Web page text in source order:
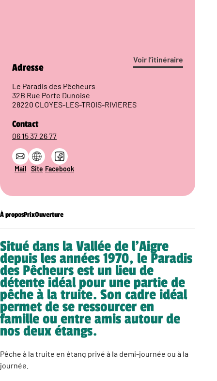
Voir l’itinéraire
Adresse
Le Paradis des Pêcheurs
32B Rue Porte Dunoise
28220 CLOYES-LES-TROIS-RIVIERES
Contact
06 15 37 26 77
Mail Site Facebook
À proposPrixOuverture
Situé dans la Vallée de l’Aigre
depuis les années 1970, le Paradis
des Pêcheurs est un lieu de
détente idéal pour une partie de
pêche à la truite. Son cadre idéal
permet de se ressourcer en
famille ou entre amis autour de
nos deux étangs.
Pêche à la truite en étang privé à la demi-journée ou à la
journée.